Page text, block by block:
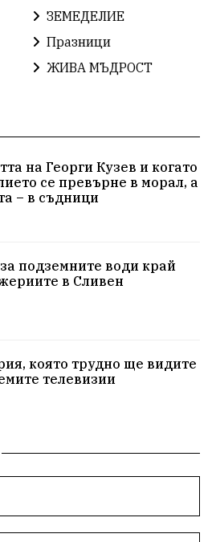
Правосъдие СелинКларънс
Обединение
Варна Родителство
Великобритания
Деца Археология
Космос
ЗЕМЕДЕЛИЕ
Празници
ЖИВА МЪДРОСТ
на Георги Кузев и когато
се превърне в морал, а
– в съдници
подземните води край
в Сливен
която трудно ще видите
телевизии